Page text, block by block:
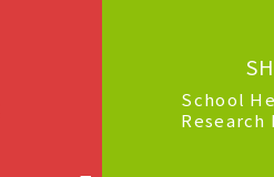
School
Research